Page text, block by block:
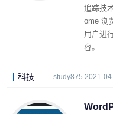
追踪技
ome 浏
用户进
容。
科技 study875 2021-